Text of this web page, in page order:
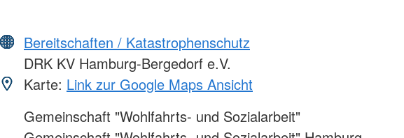
Bereitschaften / Katastrophenschutz
DRK KV Hamburg-Bergedorf e.V.
Karte: Link zur Google Maps Ansicht
Gemeinschaft "Wohlfahrts- und Sozialarbeit"